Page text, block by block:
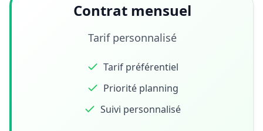
Contrat mensuel
Tarif personnalisé
Tarif préférentiel
Priorité planning
Suivi personnalisé